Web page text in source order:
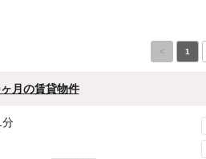
< 1
月の賃貸物件
分